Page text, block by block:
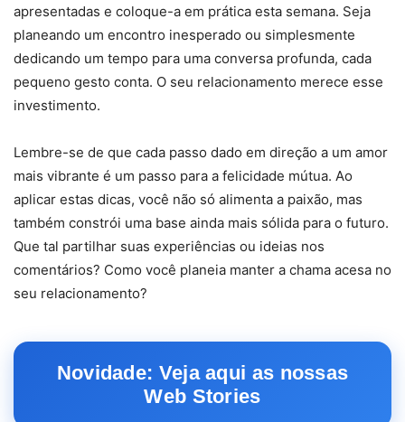
apresentadas e coloque-a em prática esta semana. Seja
planeando um encontro inesperado ou simplesmente
dedicando um tempo para uma conversa profunda, cada
pequeno gesto conta. O seu relacionamento merece esse
investimento.
Lembre-se de que cada passo dado em direção a um amor
mais vibrante é um passo para a felicidade mútua. Ao
aplicar estas dicas, você não só alimenta a paixão, mas
também constrói uma base ainda mais sólida para o futuro.
Que tal partilhar suas experiências ou ideias nos
comentários? Como você planeia manter a chama acesa no
seu relacionamento?
Novidade: Veja aqui as nossas
Web Stories